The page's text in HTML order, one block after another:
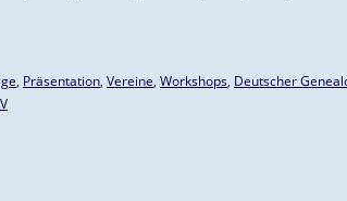
, Präsentation, Vereine, Workshops, Deutscher